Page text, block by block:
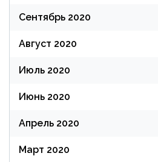
Сентябрь 2020
Август 2020
Июль 2020
Июнь 2020
Апрель 2020
Март 2020